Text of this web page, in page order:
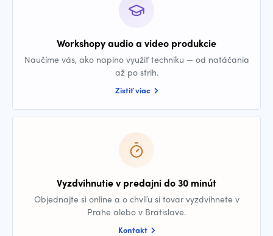
Workshopy audio a video produkcie
Naučíme vás, ako naplno využiť techniku — od natáčania
až po strih.
Zistiť viac
Vyzdvihnutie v predajni do 30 minút
Objednajte si online a o chvíľu si tovar vyzdvihnete v
Prahe alebo v Bratislave.
Kontakt